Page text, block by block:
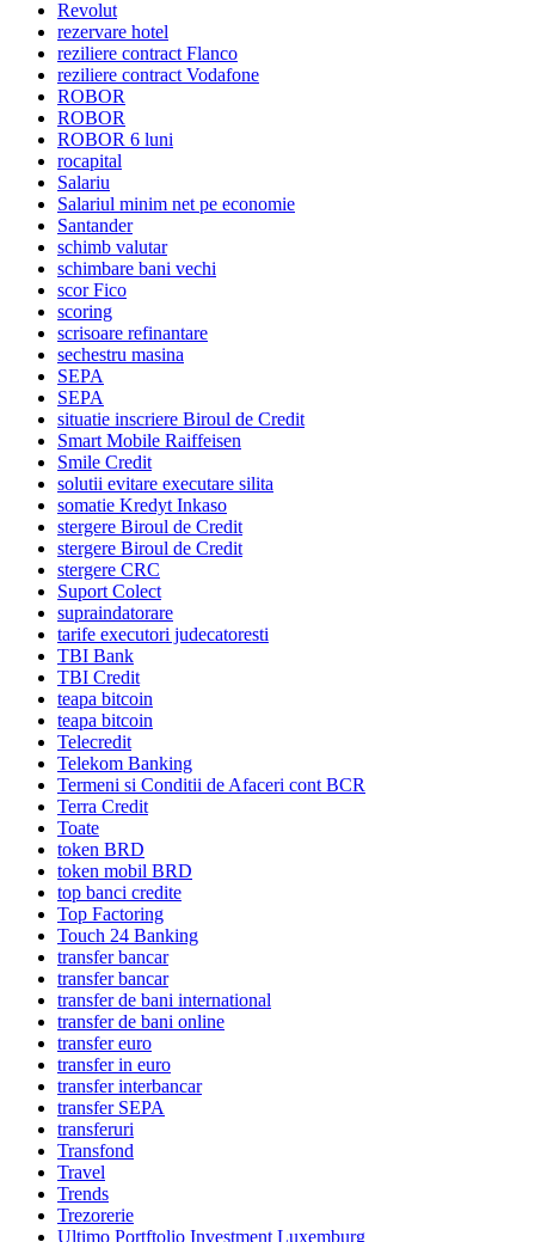
Revolut
rezervare hotel
reziliere contract Flanco
reziliere contract Vodafone
ROBOR
ROBOR
ROBOR 6 luni
rocapital
Salariu
Salariul minim net pe economie
Santander
schimb valutar
schimbare bani vechi
scor Fico
scoring
scrisoare refinantare
sechestru masina
SEPA
SEPA
situatie inscriere Biroul de Credit
Smart Mobile Raiffeisen
Smile Credit
solutii evitare executare silita
somatie Kredyt Inkaso
stergere Biroul de Credit
stergere Biroul de Credit
stergere CRC
Suport Colect
supraindatorare
tarife executori judecatoresti
TBI Bank
TBI Credit
teapa bitcoin
teapa bitcoin
Telecredit
Telekom Banking
Termeni si Conditii de Afaceri cont BCR
Terra Credit
Toate
token BRD
token mobil BRD
top banci credite
Top Factoring
Touch 24 Banking
transfer bancar
transfer bancar
transfer de bani international
transfer de bani online
transfer euro
transfer in euro
transfer interbancar
transfer SEPA
transferuri
Transfond
Travel
Trends
Trezorerie
Ultimo Portftolio Investment Luxemburg